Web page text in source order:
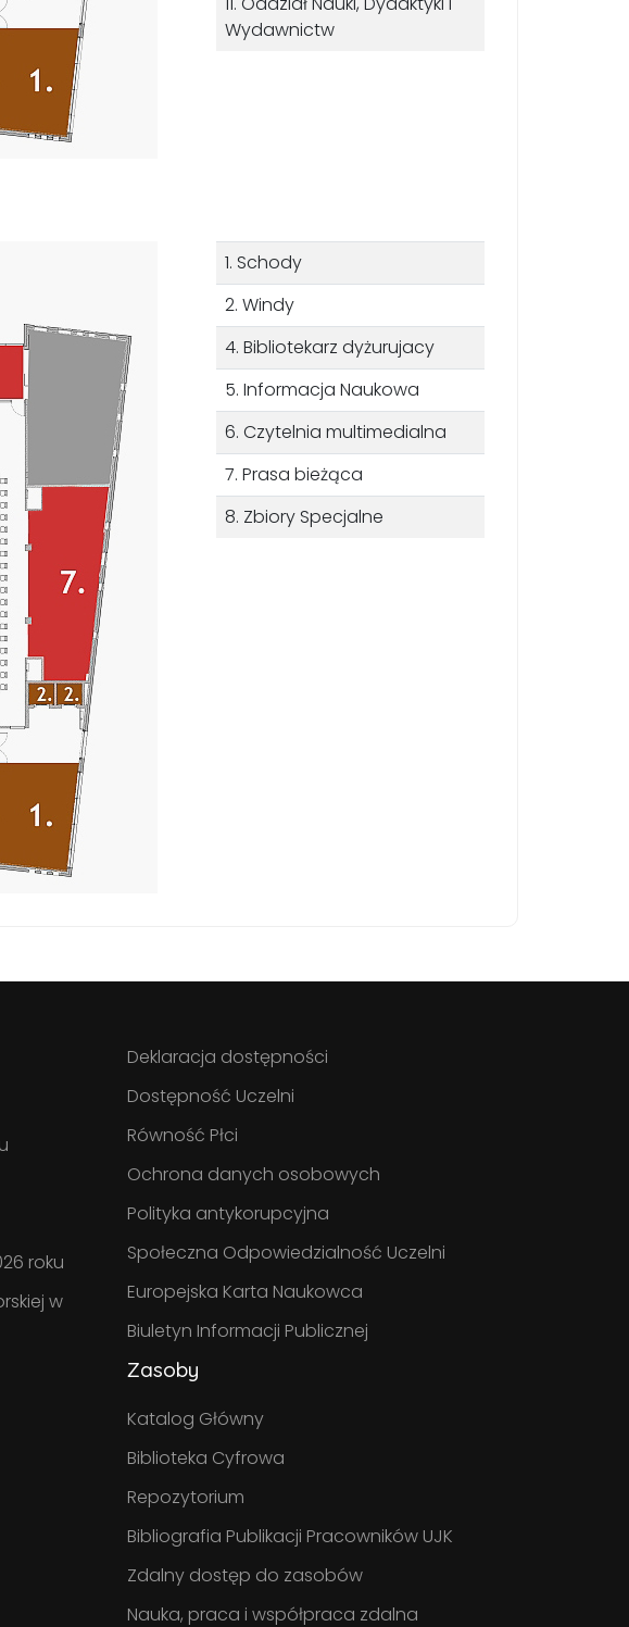
Wydawnictw
1. Schody
2. Windy
4. Bibliotekarz dyżurujacy
5. Informacja Naukowa
6. Czytelnia multimedialna
7. Prasa bieżąca
8. Zbiory Specjalne
roku
w
Deklaracja dostępności
Dostępność Uczelni
Równość Płci
Ochrona danych osobowych
Polityka antykorupcyjna
Społeczna Odpowiedzialność Uczelni
Europejska Karta Naukowca
Biuletyn Informacji Publicznej
Zasoby
Katalog Główny
Biblioteka Cyfrowa
Repozytorium
Bibliografia Publikacji Pracowników UJK
Zdalny dostęp do zasobów
Nauka, praca i współpraca zdalna